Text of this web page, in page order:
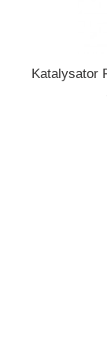
Katalysator